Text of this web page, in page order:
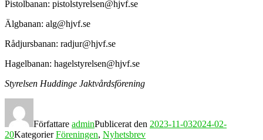
Pistolbanan: pistolstyrelsen@hjvf.se
Älgbanan: alg@hjvf.se
Rådjursbanan: radjur@hjvf.se
Hagelbanan: hagelstyrelsen@hjvf.se
Styrelsen Huddinge Jaktvårdsförening
Författare adminPublicerat den 2023-11-032024-02-
20KategorierFöreningen, Nyhetsbrev